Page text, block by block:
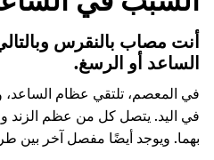
أنت مصاب بالنقرس
الساعد أو الرسغ.
في المعصم، تلتقي عظام الساعد،
في اليد. يتصل كل من عظم الزند
بهما. ويوجد أيضًا مفصل آخر بين